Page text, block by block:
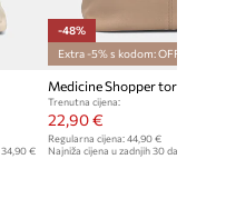
34,90 €
-48%
Extra -5% s kodom: OFF*
Trenutna cijena:
22,90 €
Regularna cijena: 44,90 €
Najniža cijena u zadnjih 30 dana prije